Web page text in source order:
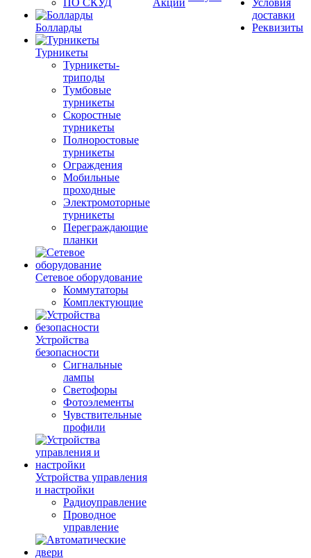
ПО СКУД
Болларды
Турникеты
Турникеты-
триподы
Тумбовые
турникеты
Скоростные
турникеты
Полноростовые
турникеты
Ограждения
Мобильные
проходные
Электромоторные
турникеты
Переграждающие
планки
Сетевое оборудование
Коммутаторы
Комплектующие
Устройства
безопасности
Сигнальные
лампы
Светофоры
Фотоэлементы
Чувствительные
профили
Устройства управления
и настройки
Радиоуправление
Проводное
управление
Акции
Условия
доставки
Реквизиты